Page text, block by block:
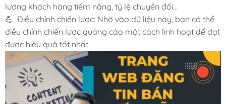
lượng khách hàng tiềm năng, tỷ lệ chuyển đổi…
💪 Điều chỉnh chiến lược: Nhờ vào dữ liệu này, bạn có thể
điều chỉnh chiến lược quảng cáo một cách linh hoạt để đạt
được hiệu quả tốt nhất.